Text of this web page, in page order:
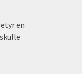
en